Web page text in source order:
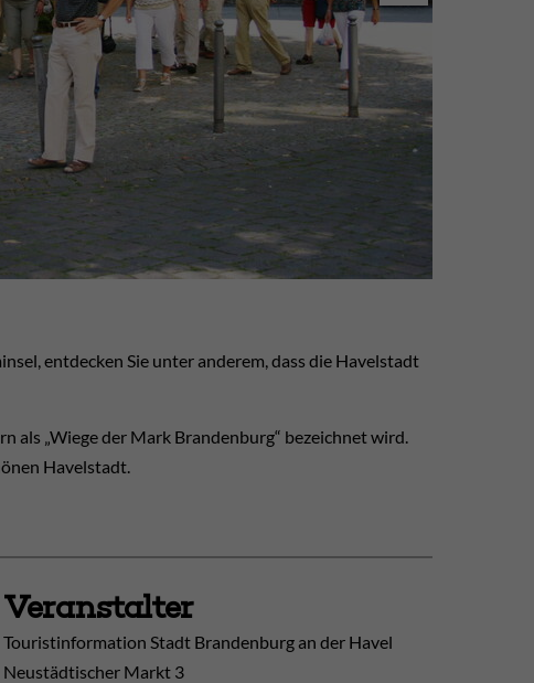
entdecken Sie unter anderem, dass die Havelstadt
als „Wiege der Mark Brandenburg“ bezeichnet wird.
Havelstadt.
Veranstalter
Touristinformation Stadt Brandenburg an der Havel
Neustädtischer Markt 3